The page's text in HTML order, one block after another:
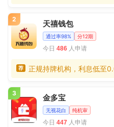
2 天禧钱包
通过率98% 分12期
今日 486 人申请
荐 正规持牌机构，利息低至
3 金多宝
无视花白 纯机审
今日 447 人申请